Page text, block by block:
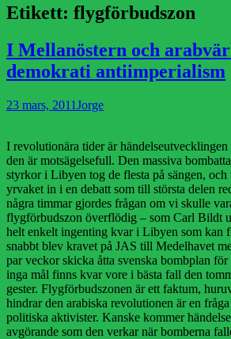
Etikett: flygförbudszon
I Mellanöstern och
demokrati antiimperialism
Publicerad
23 mars, 2011 Författare
Jorge
I revolutionära tider är
den är motsägelsefull. Den massiva
styrkor i Libyen tog de flesta på sängen, och
yrvaket in i en debatt som till största delen
några timmar gjordes frågan om vi skulle
flygförbudszon överflödig – som Carl Bildt
helt enkelt ingenting kvar i Libyen som kan
snabbt blev kravet på JAS till Medelhavet
par veckor skicka åtta svenska bombplan
inga mål finns kvar vore i bästa fall den
gester. Flygförbudszonen är ett faktum,
hindrar den arabiska revolutionen är en
politiska aktivister. Kanske kommer
avgörande som den verkar när bomberna